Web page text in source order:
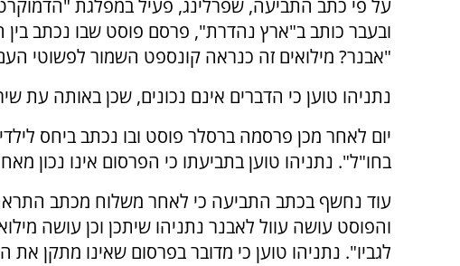
על פי כתב התביעה, שפרלינג, פעיל במפלגת
ובעבר כותב ב"ארץ נהדרת", פרסם פוסט שבו נכתב בין
"אבנר? מילואים זה כנראה קונספט השמור לפשוטי
נתניהו טוען כי הדברים אינם נכונים, שכן באותה עת
יום לאחר מכן פרסמה ברסלר פוסט ובו נכתב ביחס
בחו"ל". נתניהו טוען בתביעתו כי הפרסום אינו נכון
עוד נחשף בכתב התביעה כי לאחר משלוח מכתב
והפוסט עושה עוול לאבנר נתניהו שיתכן וכן עושה
לגביו". נתניהו טוען כי מדובר בפרסום שאינו מתקן